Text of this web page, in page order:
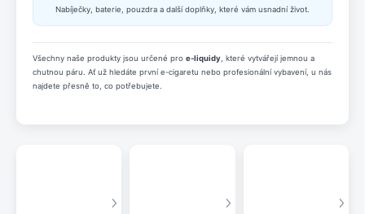
Nabíječky, baterie, pouzdra a další doplňky, které vám usnadní život.
Všechny naše produkty jsou určené pro e-liquidy , které vytvářejí jemnou a
chutnou páru. Ať už hledáte první e-cigaretu nebo profesionální vybavení, u nás
najdete přesně to, co potřebujete.